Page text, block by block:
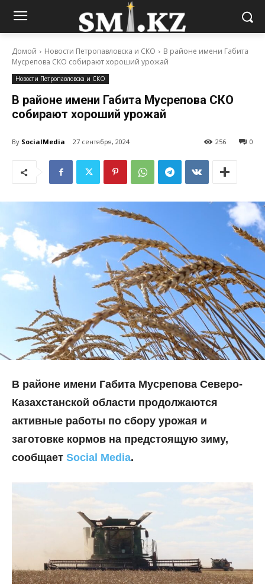
Домой Новости Петропавловска и СКО
В районе имени Габита
Мусрепова СКО собирают хороший урожай
Новости Петропавловска и СКО
В районе имени Габита Мусрепова СКО
собирают хороший урожай
By SocialMedia 27 сентября, 2024 0
256
В районе имени Габита Мусрепова Северо-
Казахстанской области продолжаются
активные работы по сбору урожая и
заготовке кормов на предстоящую зиму,
сообщает Social Media.